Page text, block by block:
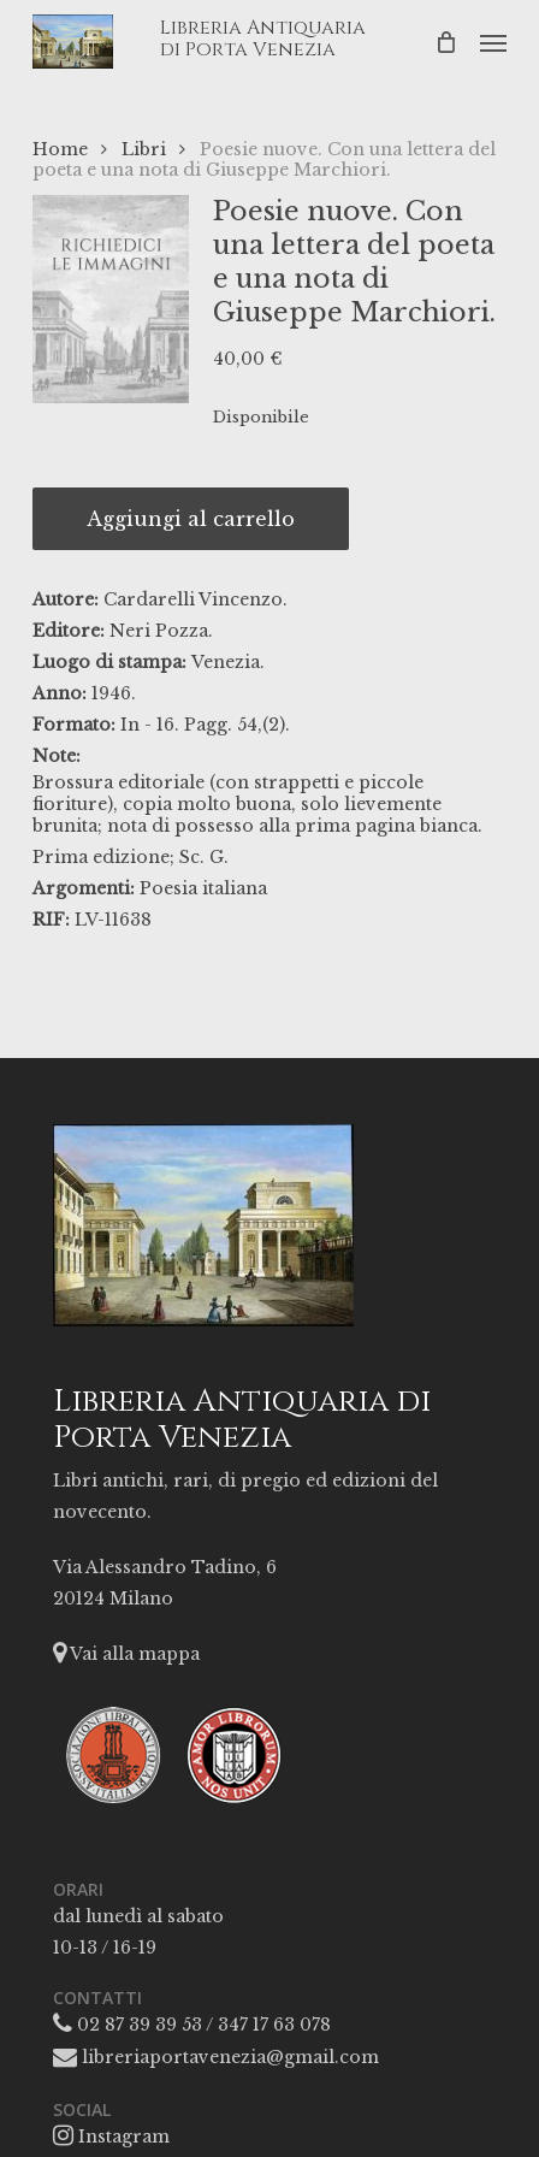
Skip
Libreria Antiquaria
di Porta Venezia
Home Libri
Poesie nuove. Con una lettera del
poeta e una nota di Giuseppe Marchiori.
Poesie nuove. Con
una lettera del poeta
e una nota di
Giuseppe Marchiori.
40,00 €
Disponibile
Aggiungi al carrello
Autore: Cardarelli Vincenzo.
Editore: Neri Pozza.
Luogo di stampa: Venezia.
Anno: 1946.
Formato: In - 16. Pagg. 54,(2).
Note:
Brossura editoriale (con strappetti e piccole
fioriture), copia molto buona, solo lievemente
brunita; nota di possesso alla prima pagina bianca.
Prima edizione; Sc. G.
Argomenti: Poesia italiana
RIF: LV-11638
Libreria Antiquaria di
Porta Venezia
Libri antichi, rari, di pregio ed edizioni del
novecento.
Via Alessandro Tadino, 6
20124 Milano
Vai alla mappa
ORARI
dal lunedì al sabato
10-13 / 16-19
CONTATTI
02 87 39 39 53 / 347 17 63 078
libreriaportavenezia@gmail.com
SOCIAL
Instagram